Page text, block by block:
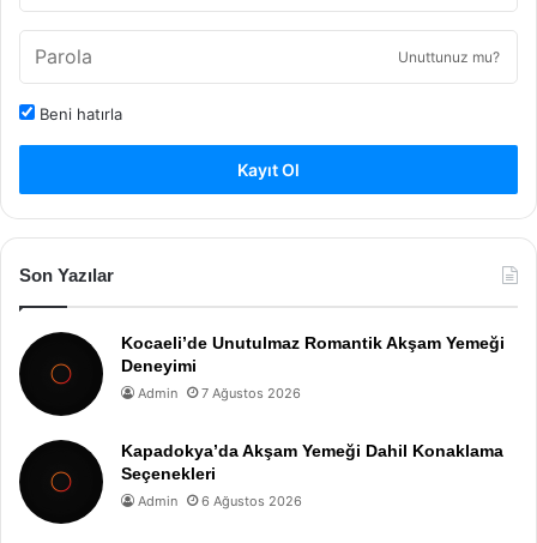
Unuttunuz mu?
Beni hatırla
Kayıt Ol
Son Yazılar
Kocaeli’de Unutulmaz Romantik Akşam Yemeği
Deneyimi
Admin 7 Ağustos 2026
Kapadokya’da Akşam Yemeği Dahil Konaklama
Seçenekleri
Admin 6 Ağustos 2026